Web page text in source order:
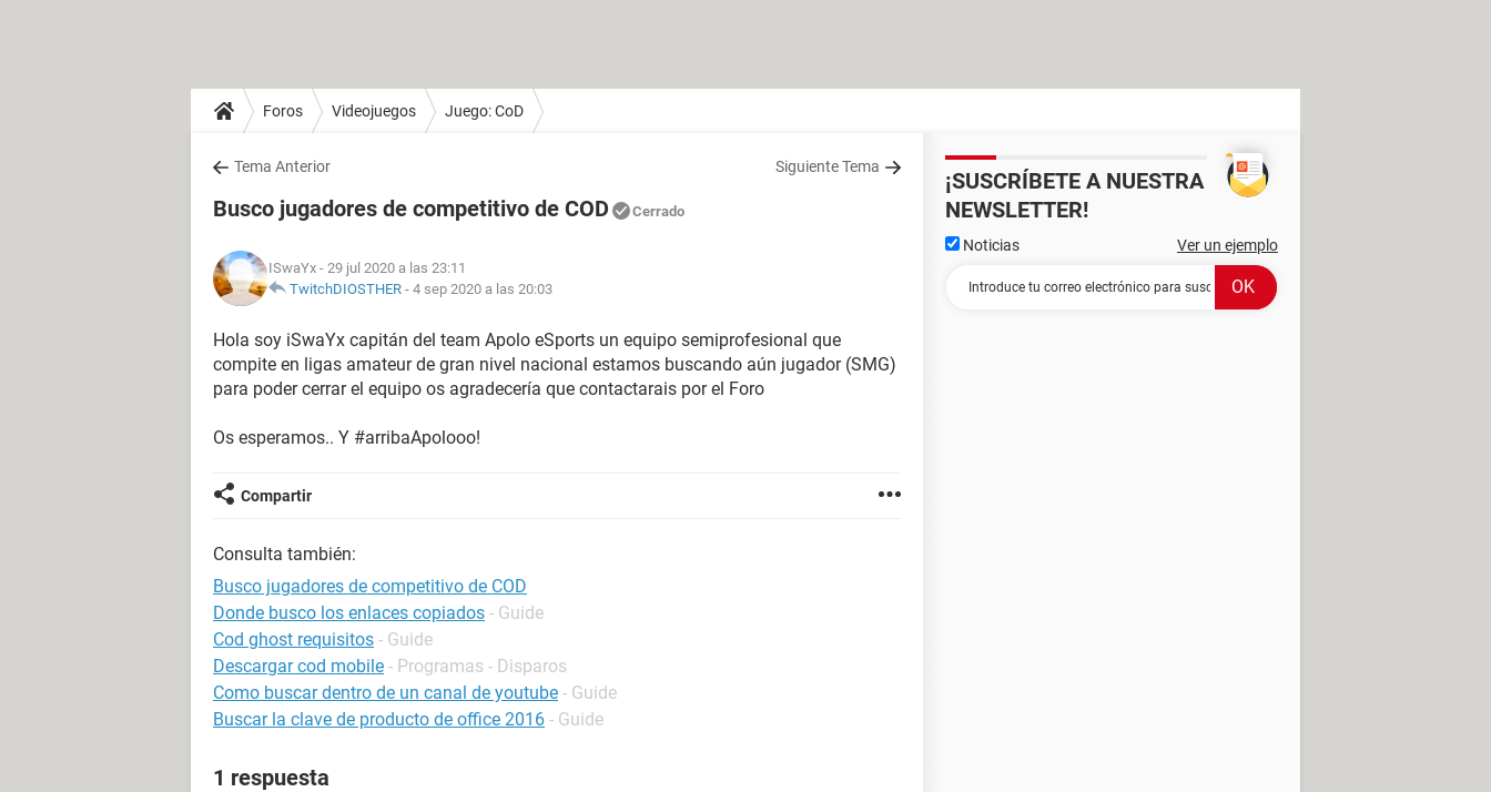
Foros Videojuegos Juego: CoD
Tema Anterior Siguiente Tema
Busco jugadores de competitivo de COD Cerrado
ISwaYx - 29 jul 2020 a las 23:11
TwitchDIOSTHER - 4 sep 2020 a las 20:03
Hola soy iSwaYx capitán del team Apolo eSports un equipo semiprofesional que
compite en ligas amateur de gran nivel nacional estamos buscando aún jugador (SMG)
para poder cerrar el equipo os agradecería que contactarais por el Foro
Os esperamos.. Y #arribaApolooo!
Compartir
Consulta también:
Busco jugadores de competitivo de COD
Donde busco los enlaces copiados - Guide
Cod ghost requisitos - Guide
Descargar cod mobile - Programas - Disparos
Como buscar dentro de un canal de youtube - Guide
Buscar la clave de producto de office 2016 - Guide
1 respuesta
¡SUSCRÍBETE A NUESTRA
NEWSLETTER!
Noticias Ver un ejemplo